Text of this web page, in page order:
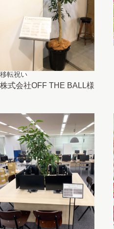
移転祝い
株式会社OFF THE BALL様